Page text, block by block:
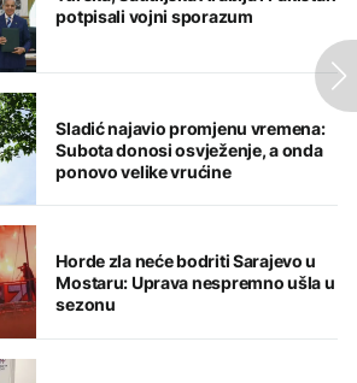
potpisali vojni sporazum
Sladić najavio promjenu vremena:
Subota donosi osvježenje, a onda
ponovo velike vrućine
Horde zla neće bodriti Sarajevo u
Mostaru: Uprava nespremno ušla u
sezonu